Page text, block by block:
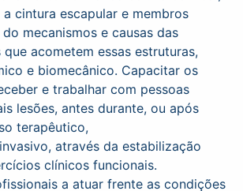
cintura escapular e membros
mecanismos e causas das
acometem essas estruturas,
e biomecânico. Capacitar os
e trabalhar com pessoas
lesões, antes durante, ou após
terapêutico,
através da estabilização
clínicos funcionais.
a atuar frente as condições